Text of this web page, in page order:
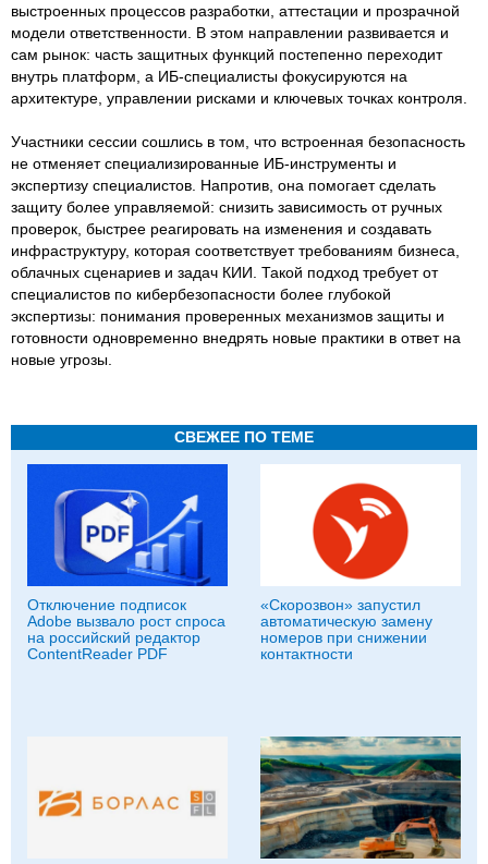
выстроенных процессов разработки, аттестации и прозрачной
модели ответственности. В этом направлении развивается и
сам рынок: часть защитных функций постепенно переходит
внутрь платформ, а ИБ-специалисты фокусируются на
архитектуре, управлении рисками и ключевых точках контроля.
Участники сессии сошлись в том, что встроенная безопасность
не отменяет специализированные ИБ-инструменты и
экспертизу специалистов. Напротив, она помогает сделать
защиту более управляемой: снизить зависимость от ручных
проверок, быстрее реагировать на изменения и создавать
инфраструктуру, которая соответствует требованиям бизнеса,
облачных сценариев и задач КИИ. Такой подход требует от
специалистов по кибербезопасности более глубокой
экспертизы: понимания проверенных механизмов защиты и
готовности одновременно внедрять новые практики в ответ на
новые угрозы.
СВЕЖЕЕ ПО ТЕМЕ
Отключение подписок
Adobe вызвало рост спроса
на российский редактор
ContentReader PDF
«Скорозвон» запустил
автоматическую замену
номеров при снижении
контактности